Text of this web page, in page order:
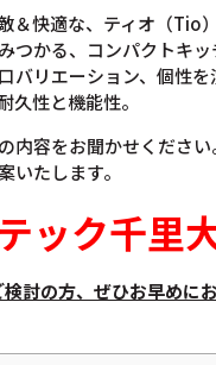
＆快適な、ティオ（Tio
つかる、コンパクトキ
バリエーション、個性
久性と機能性。
内容をお聞かせくださ
いたします。
ック千里
検討の方、ぜひお早めに